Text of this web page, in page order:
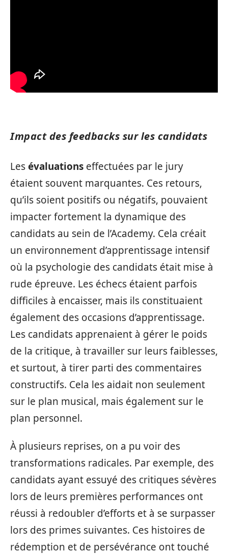
Impact des feedbacks sur les candidats
Lesévaluations effectuées par le jury
étaient souvent marquantes. Ces retours,
qu’ils soient positifs ou négatifs, pouvaient
impacter fortement la dynamique des
candidats au sein de l’Academy. Cela créait
un environnement d’apprentissage intensif
où la psychologie des candidats était mise à
rude épreuve. Les échecs étaient parfois
difficiles à encaisser, mais ils constituaient
également des occasions d’apprentissage.
Les candidats apprenaient à gérer le poids
de la critique, à travailler sur leurs faiblesses,
et surtout, à tirer parti des commentaires
constructifs. Cela les aidait non seulement
sur le plan musical, mais également sur le
plan personnel.
À plusieurs reprises, on a pu voir des
transformations radicales. Par exemple, des
candidats ayant essuyé des critiques sévères
lors de leurs premières performances ont
réussi à redoubler d’efforts et à se surpasser
lors des primes suivantes. Ces histoires de
rédemption et de persévérance ont touché